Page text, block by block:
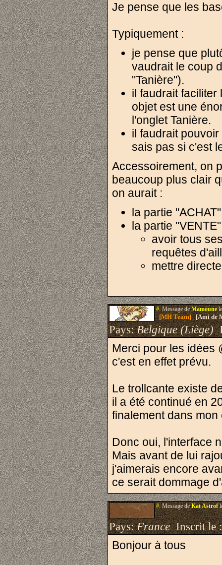
Je pense que les
Typiquement :
je pense que
vaudrait le coup
"Tanière").
il faudrait
objet est une
l'onglet Tanière.
il faudrait
sais pas si c'est
Accessoirement, on
beaucoup plus clair
on aurait :
la partie
la partie
avoir tous
requêtes
mettre
#.Message deMamoune
[MH Team][Ami de
Pays:Belgique (Liège)
Merci pour les idées
c'est en effet prévu.
Le trollcante existe
il a été continué en
finalement dans
Donc oui, l'interface
Mais avant de lui
j'aimerais encore
ce serait dommage
#.Message deKat Astrof
Pays:FranceInscrit le
Bonjour à tous